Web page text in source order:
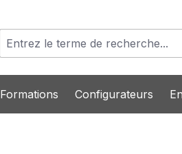
Formations Configurateurs